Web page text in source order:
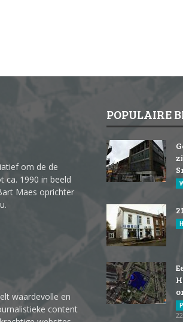
om de de
ca. 1990 in beeld
Maes oprichter
waardevolle en
content
POPULAIRE